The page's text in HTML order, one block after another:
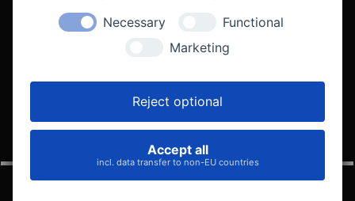
VELOCITY AUTOMOTIVE
Necessary
Functional
Marketing
Reject optional
Accept all
incl. data transfer to non-EU countries